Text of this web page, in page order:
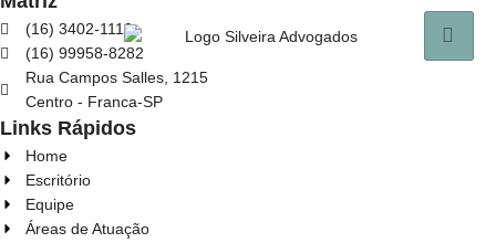
(16) 3402-1119
(16) 99958-8282
Rua Campos Salles, 1215
Centro - Franca-SP
Links Rápidos
Home
Escritório
Equipe
Áreas de Atuação